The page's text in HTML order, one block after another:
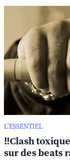
L’ESSENTIEL
‼️Clash
sur des beats